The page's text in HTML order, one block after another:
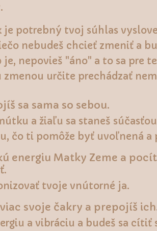
je potrebný tvoj súhlas
nebudeš chcieť zmeniť a
nepovieš "áno" a to sa pre
zmenou určite prechádzať
sa sama so sebou.
a žiaľu sa staneš súčasťou
čo ti pomôže byť uvoľnená a
energiu Matky Zeme a
tvoje vnútorné ja.
svoje čakry a prepojíš
a vibráciu a budeš sa cítiť